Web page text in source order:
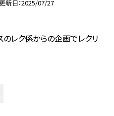
新日 2025/07/27
レク係からの企画でレクリ